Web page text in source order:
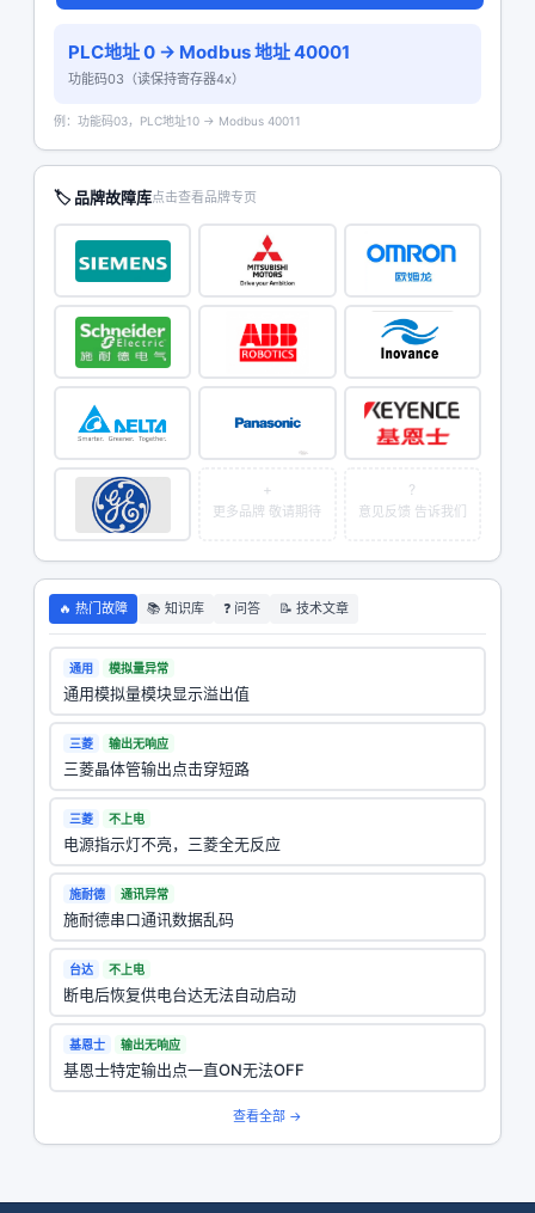
PLC地址 0 → Modbus 地址40001
功能码03（读保持寄存器4x）
例：功能码03，PLC地址10 → Modbus 40011
🏷 品牌故障库点击查看品牌专页
+
更多品牌 敬请期待
?
意见反馈 告诉我们
🔥 热门故障 📚 知识库 ❓ 问答 📝 技术文章
通用 模拟量异常
通用模拟量模块显示溢出值
三菱 输出无响应
三菱晶体管输出点击穿短路
三菱 不上电
电源指示灯不亮，三菱全无反应
施耐德 通讯异常
施耐德串口通讯数据乱码
台达 不上电
断电后恢复供电台达无法自动启动
基恩士 输出无响应
基恩士特定输出点一直ON无法OFF
查看全部 →